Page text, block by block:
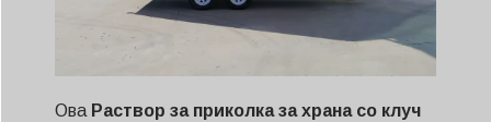
Ова Раствор за приколка за храна со клуч